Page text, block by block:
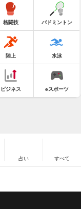
格闘技 バドミントン
陸上 水泳
ビジネス eスポーツ
占い すべて